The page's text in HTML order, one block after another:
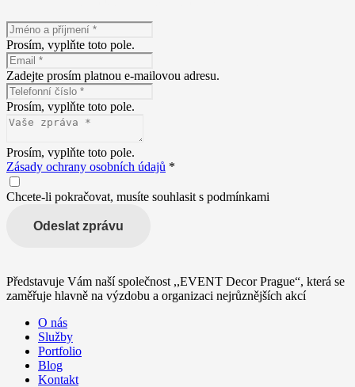
Prosím, vyplňte toto pole.
Zadejte prosím platnou e-mailovou adresu.
Prosím, vyplňte toto pole.
Prosím, vyplňte toto pole.
Zásady ochrany osobních údajů *
Chcete-li pokračovat, musíte souhlasit s podmínkami
Odeslat zprávu
Představuje Vám naší společnost ,,EVENT Decor Prague“, která se
zaměřuje hlavně na výzdobu a organizaci nejrůznějších akcí
O nás
Služby
Portfolio
Blog
Kontakt